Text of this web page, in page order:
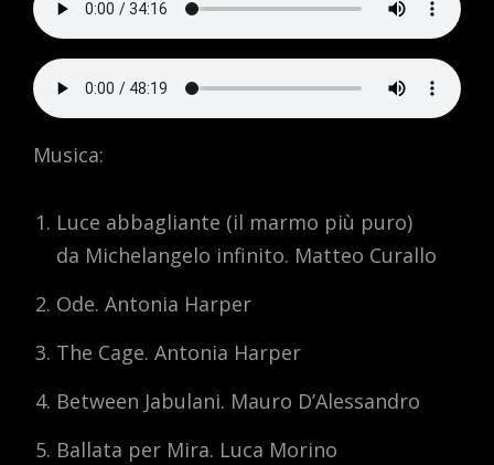
Musica:
Luce abbagliante (il marmo più puro)
da Michelangelo infinito. Matteo Curallo
Ode. Antonia Harper
The Cage. Antonia Harper
Between Jabulani. Mauro D’Alessandro
Ballata per Mira. Luca Morino